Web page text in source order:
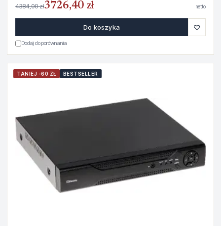
4384,00 zł3726,40 zł netto
Do koszyka ♡
Dodaj do porównania
TANIEJ -60 ZŁ BESTSELLER